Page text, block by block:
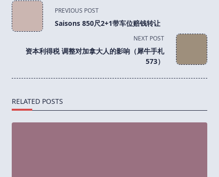
<span
class="nav-
subtitle
reader-
PREVIOUS POST
Saisons 850尺2+1带车位赔钱转让
NEXT POST
资本利得税 调整对加拿大人的影响（犀牛手札
573）
RELATED POSTS